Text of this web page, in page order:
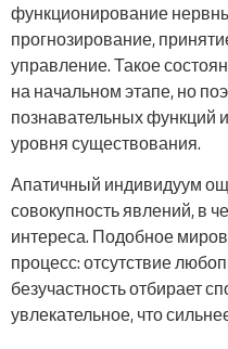
функционирование
прогнозирование,
управление. Такое
на начальном этапе, но
познавательных функций
уровня существования.
Апатичный индивидуум
совокупность явлений, в
интереса. Подобное
процесс: отсутствие
безучастность отбирает
увлекательное, что